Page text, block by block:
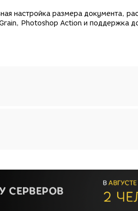
настройка размера документа,
Photoshop Action и поддержка